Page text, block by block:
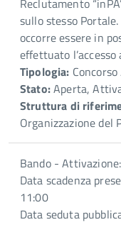
Reclutamento
sullo stesso
occorre essere in
effettuato
Tipologia:
Stato:Aperta,
Struttura di
Organizzazione del
Bando -
Data scadenza
11:00
Data seduta